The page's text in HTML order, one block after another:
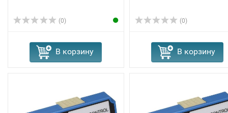
(0)
В корзину
(0)
В корзину